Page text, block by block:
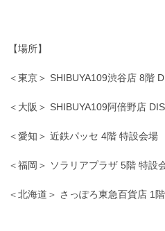
【場所】
＜東京＞ SHIBUYA109渋谷店 8階
＜大阪＞ SHIBUYA109阿倍野店
＜愛知＞ 近鉄パッセ 4階 特設会場
＜福岡＞ ソラリアプラザ 5階 特設
＜北海道＞ さっぽろ東急百貨店 1